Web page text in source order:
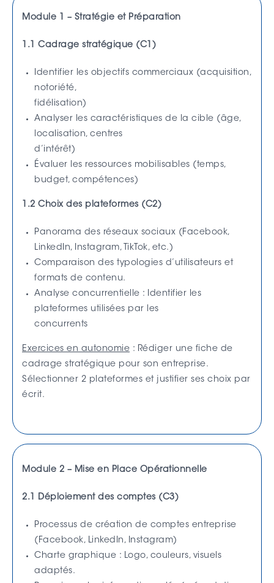
Module 1 – Stratégie et Préparation
1.1 Cadrage stratégique (C1)
Identifier les objectifs commerciaux (acquisition,
notoriété,
fidélisation)
Analyser les caractéristiques de la cible (âge,
localisation, centres
d’intérêt)
Évaluer les ressources mobilisables (temps,
budget, compétences)
1.2 Choix des plateformes (C2)
Panorama des réseaux sociaux (Facebook,
LinkedIn, Instagram, TikTok, etc.)
Comparaison des typologies d’utilisateurs et
formats de contenu.
Analyse concurrentielle : Identifier les
plateformes utilisées par les
concurrents
Exercices en autonomie : Rédiger une fiche de
cadrage stratégique pour son entreprise.
Sélectionner 2 plateformes et justifier ses choix par
écrit.
Module 2 – Mise en Place Opérationnelle
2.1 Déploiement des comptes (C3)
Processus de création de comptes entreprise
(Facebook, LinkedIn, Instagram)
Charte graphique : Logo, couleurs, visuels
adaptés.